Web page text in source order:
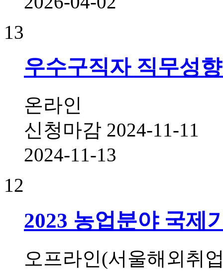
13
우수구직자 직무성
온라인
신청마감 2024-11-11
2024-11-13
12
2023 농업분야 국제
오프라인(서울해외취